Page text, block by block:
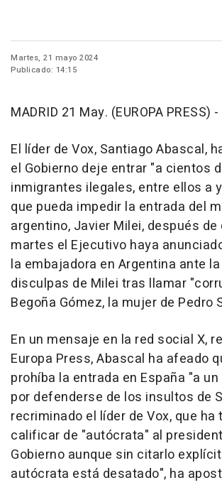
Martes, 21 mayo 2024
Publicado: 14:15
MADRID 21 May. (EUROPA PRESS) -
El líder de Vox, Santiago Abascal,
el Gobierno deje entrar "a cientos
inmigrantes ilegales, entre ellos a
que pueda impedir la entrada del
argentino, Javier Milei, después de
martes el Ejecutivo haya
la embajadora en Argentina ante
disculpas de Milei tras llamar
Begoña Gómez, la mujer de Pedro
En un mensaje en la red social X,
Europa Press, Abascal ha afeado
prohíba la entrada en España "a
por defenderse de los insultos de
recriminado el líder de Vox, que ha
calificar de "autócrata" al
Gobierno aunque sin citarlo
autócrata está desatado", ha